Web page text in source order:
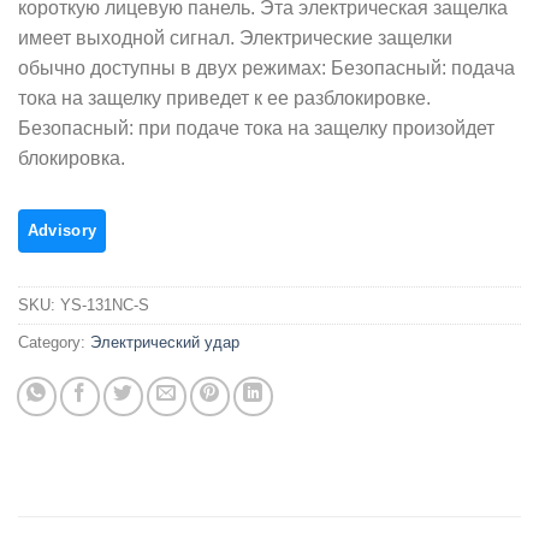
короткую лицевую панель. Эта электрическая защелка
имеет выходной сигнал. Электрические защелки
обычно доступны в двух режимах: Безопасный: подача
тока на защелку приведет к ее разблокировке.
Безопасный: при подаче тока на защелку произойдет
блокировка.
SKU: YS-131NC-S
Category: Электрический удар